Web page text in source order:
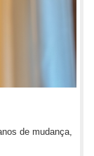
de mudança,